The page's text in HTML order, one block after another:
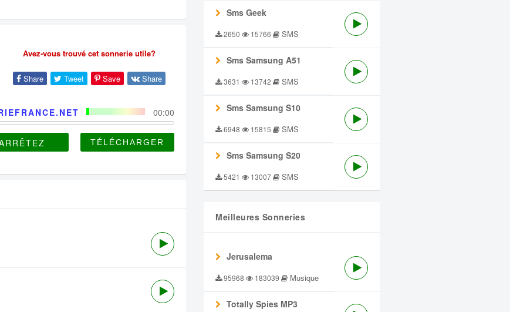
Avez-vous trouvé cet sonnerie utile?
Share Tweet Save Share
00:00
Sms Geek
2650 15766 SMS
Sms Samsung A51
3631 13742 SMS
Sms Samsung S10
6948 15815 SMS
Sms Samsung S20
5421 13007 SMS
Meilleures Sonneries
Jerusalema
95968 183039 Musique
Totally Spies MP3